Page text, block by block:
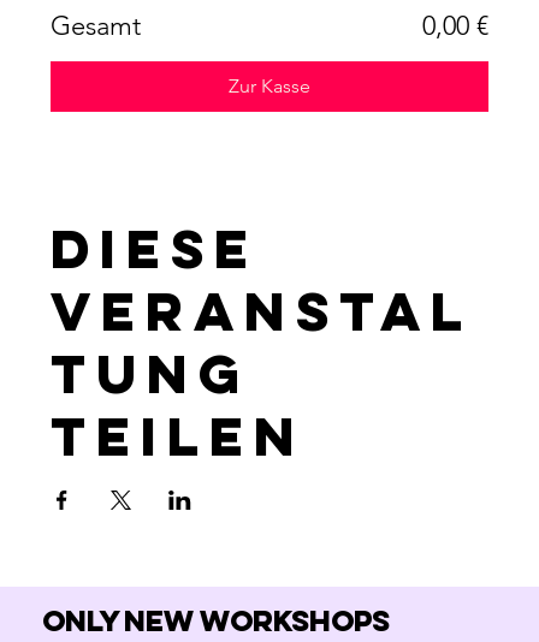
Only new workshops
Gesamt 0,00 €
Zur Kasse
Diese
Veranstal
tung
teilen